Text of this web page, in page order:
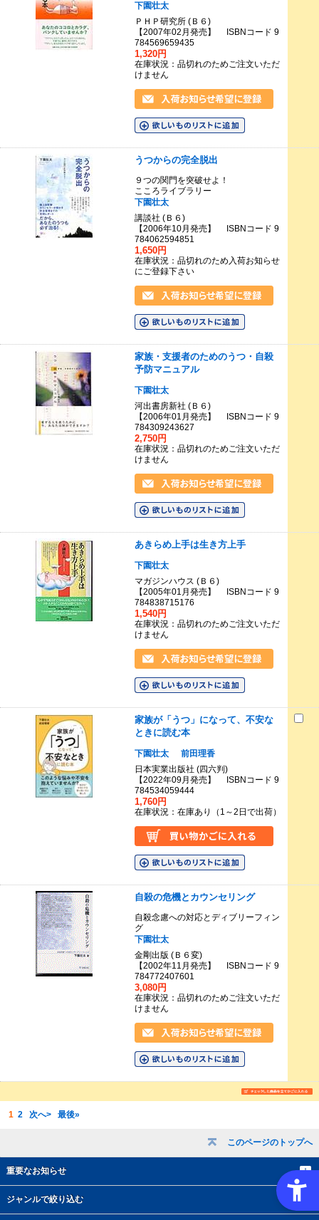
このページのトップへ
重要なお知らせ
ジャンルで絞り込む
下園壮太
ＰＨＰ研究所 (Ｂ６)
【2007年02月発売】 ISBNコード 9
784569659435
1,320円
在庫状況：品切れのためご注文いただ
けません
うつからの完全脱出
９つの関門を突破せよ！
こころライブラリー
下園壮太
講談社 (Ｂ６)
【2006年10月発売】 ISBNコード 9
784062594851
1,650円
在庫状況：品切れのため入荷お知らせ
にご登録下さい
家族・支援者のためのうつ・自殺
予防マニュアル
下園壮太
河出書房新社 (Ｂ６)
【2006年01月発売】 ISBNコード 9
784309243627
2,750円
在庫状況：品切れのためご注文いただ
けません
あきらめ上手は生き方上手
下園壮太
マガジンハウス (Ｂ６)
【2005年01月発売】 ISBNコード 9
784838715176
1,540円
在庫状況：品切れのためご注文いただ
けません
家族が「うつ」になって、不安な
ときに読む本
下園壮太
前田理香
日本実業出版社 (四六判)
【2022年09月発売】 ISBNコード 9
784534059444
1,760円
在庫状況：在庫あり（1～2日で出荷）
自殺の危機とカウンセリング
自殺念慮への対応とディブリーフィン
グ
下園壮太
金剛出版 (Ｂ６変)
【2002年11月発売】 ISBNコード 9
784772407601
3,080円
在庫状況：品切れのためご注文いただ
けません
1 2 次へ> 最後»